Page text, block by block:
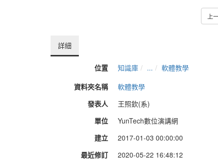
上
詳細
位置 知識庫 ...
軟體教學
資料夾名稱
軟體教學
發表人
王照欽(系)
單位
YunTech數位演講網
建立
2017-01-03 00:00:00
最近修訂
2020-05-22 16:48:12